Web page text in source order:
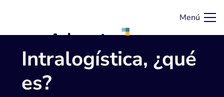
Menú
Intralogística, ¿qué
es?